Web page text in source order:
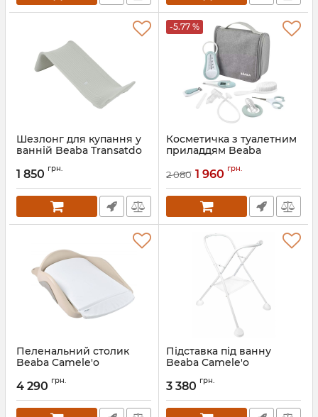
Шезлонг для купання у
ванній Beaba Transatdo
1 850 грн.
-5.77 %
Косметичка з туалетним
приладдям Beaba
2 080 1 960 грн.
Пеленальний столик
Beaba Camele'o
4 290 грн.
Підставка під ванну
Beaba Camele'o
3 380 грн.